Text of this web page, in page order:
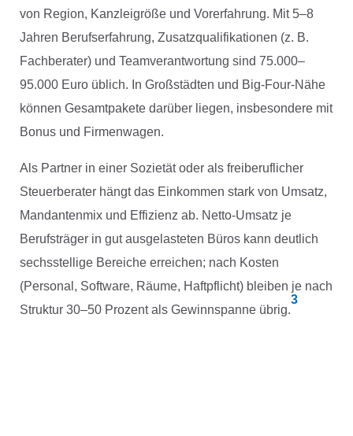
von Region, Kanzleigröße und Vorerfahrung. Mit 5–8
Jahren Berufserfahrung, Zusatzqualifikationen (z. B.
Fachberater) und Teamverantwortung sind 75.000–
95.000 Euro üblich. In Großstädten und Big-Four-Nähe
können Gesamtpakete darüber liegen, insbesondere mit
Bonus und Firmenwagen.
Als Partner in einer Sozietät oder als freiberuflicher
Steuerberater hängt das Einkommen stark von Umsatz,
Mandantenmix und Effizienz ab. Netto-Umsatz je
Berufsträger in gut ausgelasteten Büros kann deutlich
sechsstellige Bereiche erreichen; nach Kosten
(Personal, Software, Räume, Haftpflicht) bleiben je nach
Struktur 30–50 Prozent als Gewinnspanne übrig.
3